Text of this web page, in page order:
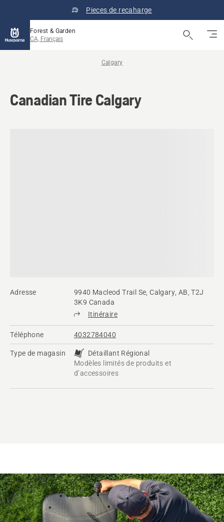
Pieces de recaharge
Forest & Garden
CA, Français
Calgary
Canadian Tire Calgary
Adresse
9940 Macleod Trail Se, Calgary, AB, T2J
3K9 Canada
Itinéraire
Téléphone 4032784040
Type de magasin
Détaillant Régional
Modèles limités de produits et
d’accessoires